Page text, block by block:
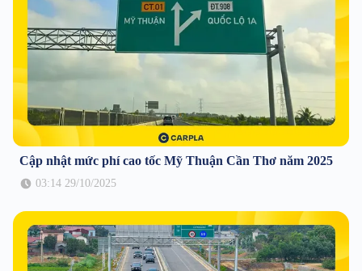
Cập nhật mức phí cao tốc Mỹ Thuận Cần Thơ năm 2025
03:14 29/10/2025